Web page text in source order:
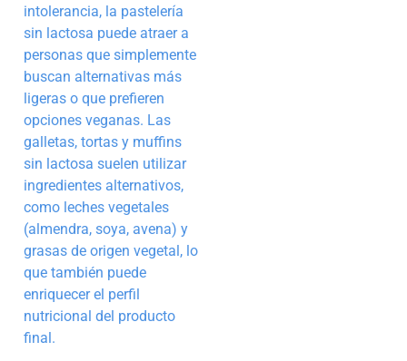
intolerancia, la pastelería
sin lactosa puede atraer a
personas que simplemente
buscan alternativas más
ligeras o que prefieren
opciones veganas. Las
galletas, tortas y muffins
sin lactosa suelen utilizar
ingredientes alternativos,
como leches vegetales
(almendra, soya, avena) y
grasas de origen vegetal, lo
que también puede
enriquecer el perfil
nutricional del producto
final.